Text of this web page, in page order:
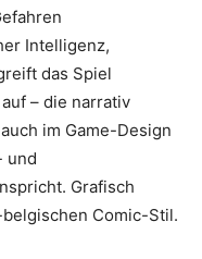
Intelligenz,
das Spiel
– die narrativ
im Game-Design
und
Grafisch
Comic-Stil.